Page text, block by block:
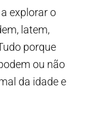
explorar o
latem,
porque
ou não
da idade e